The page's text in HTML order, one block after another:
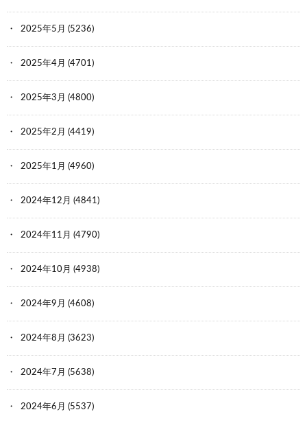
2025年5月 (5236)
2025年4月 (4701)
2025年3月 (4800)
2025年2月 (4419)
2025年1月 (4960)
2024年12月 (4841)
2024年11月 (4790)
2024年10月 (4938)
2024年9月 (4608)
2024年8月 (3623)
2024年7月 (5638)
2024年6月 (5537)